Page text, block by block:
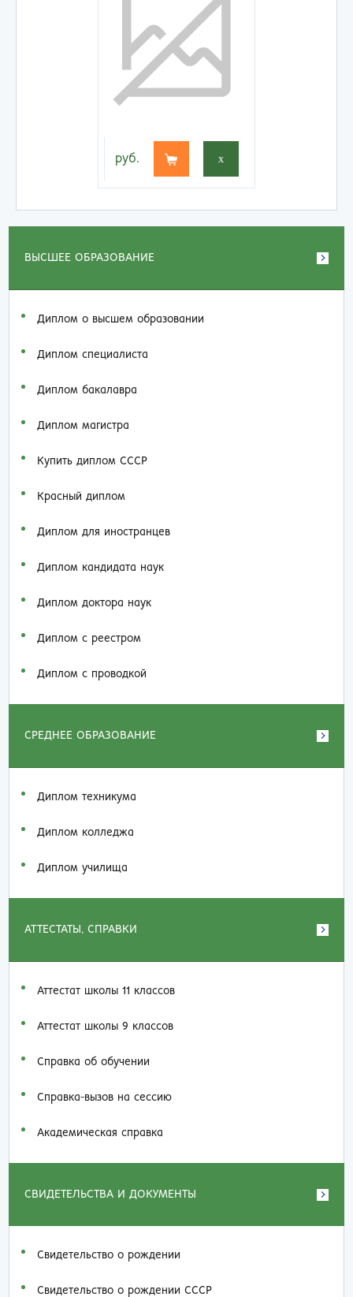
ВЫСШЕЕ ОБРАЗОВАНИЕ
Диплом о высшем образовании
Диплом специалиста
Диплом бакалавра
Диплом магистра
Купить диплом СССР
Красный диплом
Диплом для иностранцев
Диплом кандидата наук
Диплом доктора наук
Диплом с реестром
Диплом с проводкой
СРЕДНЕЕ ОБРАЗОВАНИЕ
Диплом техникума
Диплом колледжа
Диплом училища
АТТЕСТАТЫ, СПРАВКИ
Аттестат школы 11 классов
Аттестат школы 9 классов
Справка об обучении
Справка-вызов на сессию
Академическая справка
СВИДЕТЕЛЬСТВА И ДОКУМЕНТЫ
Свидетельство о рождении
Свидетельство о рождении СССР
руб. x